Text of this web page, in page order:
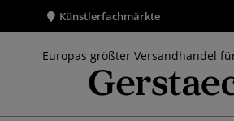
Künstlerfachmärkte
Europas größter Versandhandel